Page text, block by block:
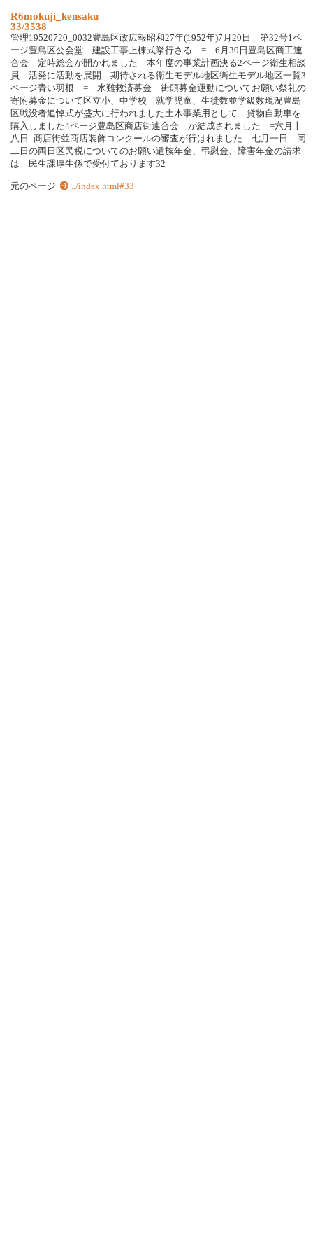
R6mokuji_kensaku
33/3538
管理19520720_0032豊島区政広報昭和27年(1952年)7月20日 第32号1ペ
ージ豊島区公会堂 建設工事上棟式挙行さる = 6月30日豊島区商工連
合会 定時総会が開かれました 本年度の事業計画決る2ページ衛生相談
員 活発に活動を展開 期待される衛生モデル地区衛生モデル地区一覧3
ページ青い羽根 = 水難救済募金 街頭募金運動についてお願い祭礼の
寄附募金について区立小、中学校 就学児童、生徒数並学級数現況豊島
区戦没者追悼式が盛大に行われました土木事業用として 貨物自動車を
購入しました4ページ豊島区商店街連合会 が結成されました =六月十
八日=商店街並商店装飾コンクールの審査が行はれました 七月一日 同
二日の両日区民税についてのお願い遺族年金、弔慰金、障害年金の請求
は 民生課厚生係で受付ております32
元のページ ../index.html#33